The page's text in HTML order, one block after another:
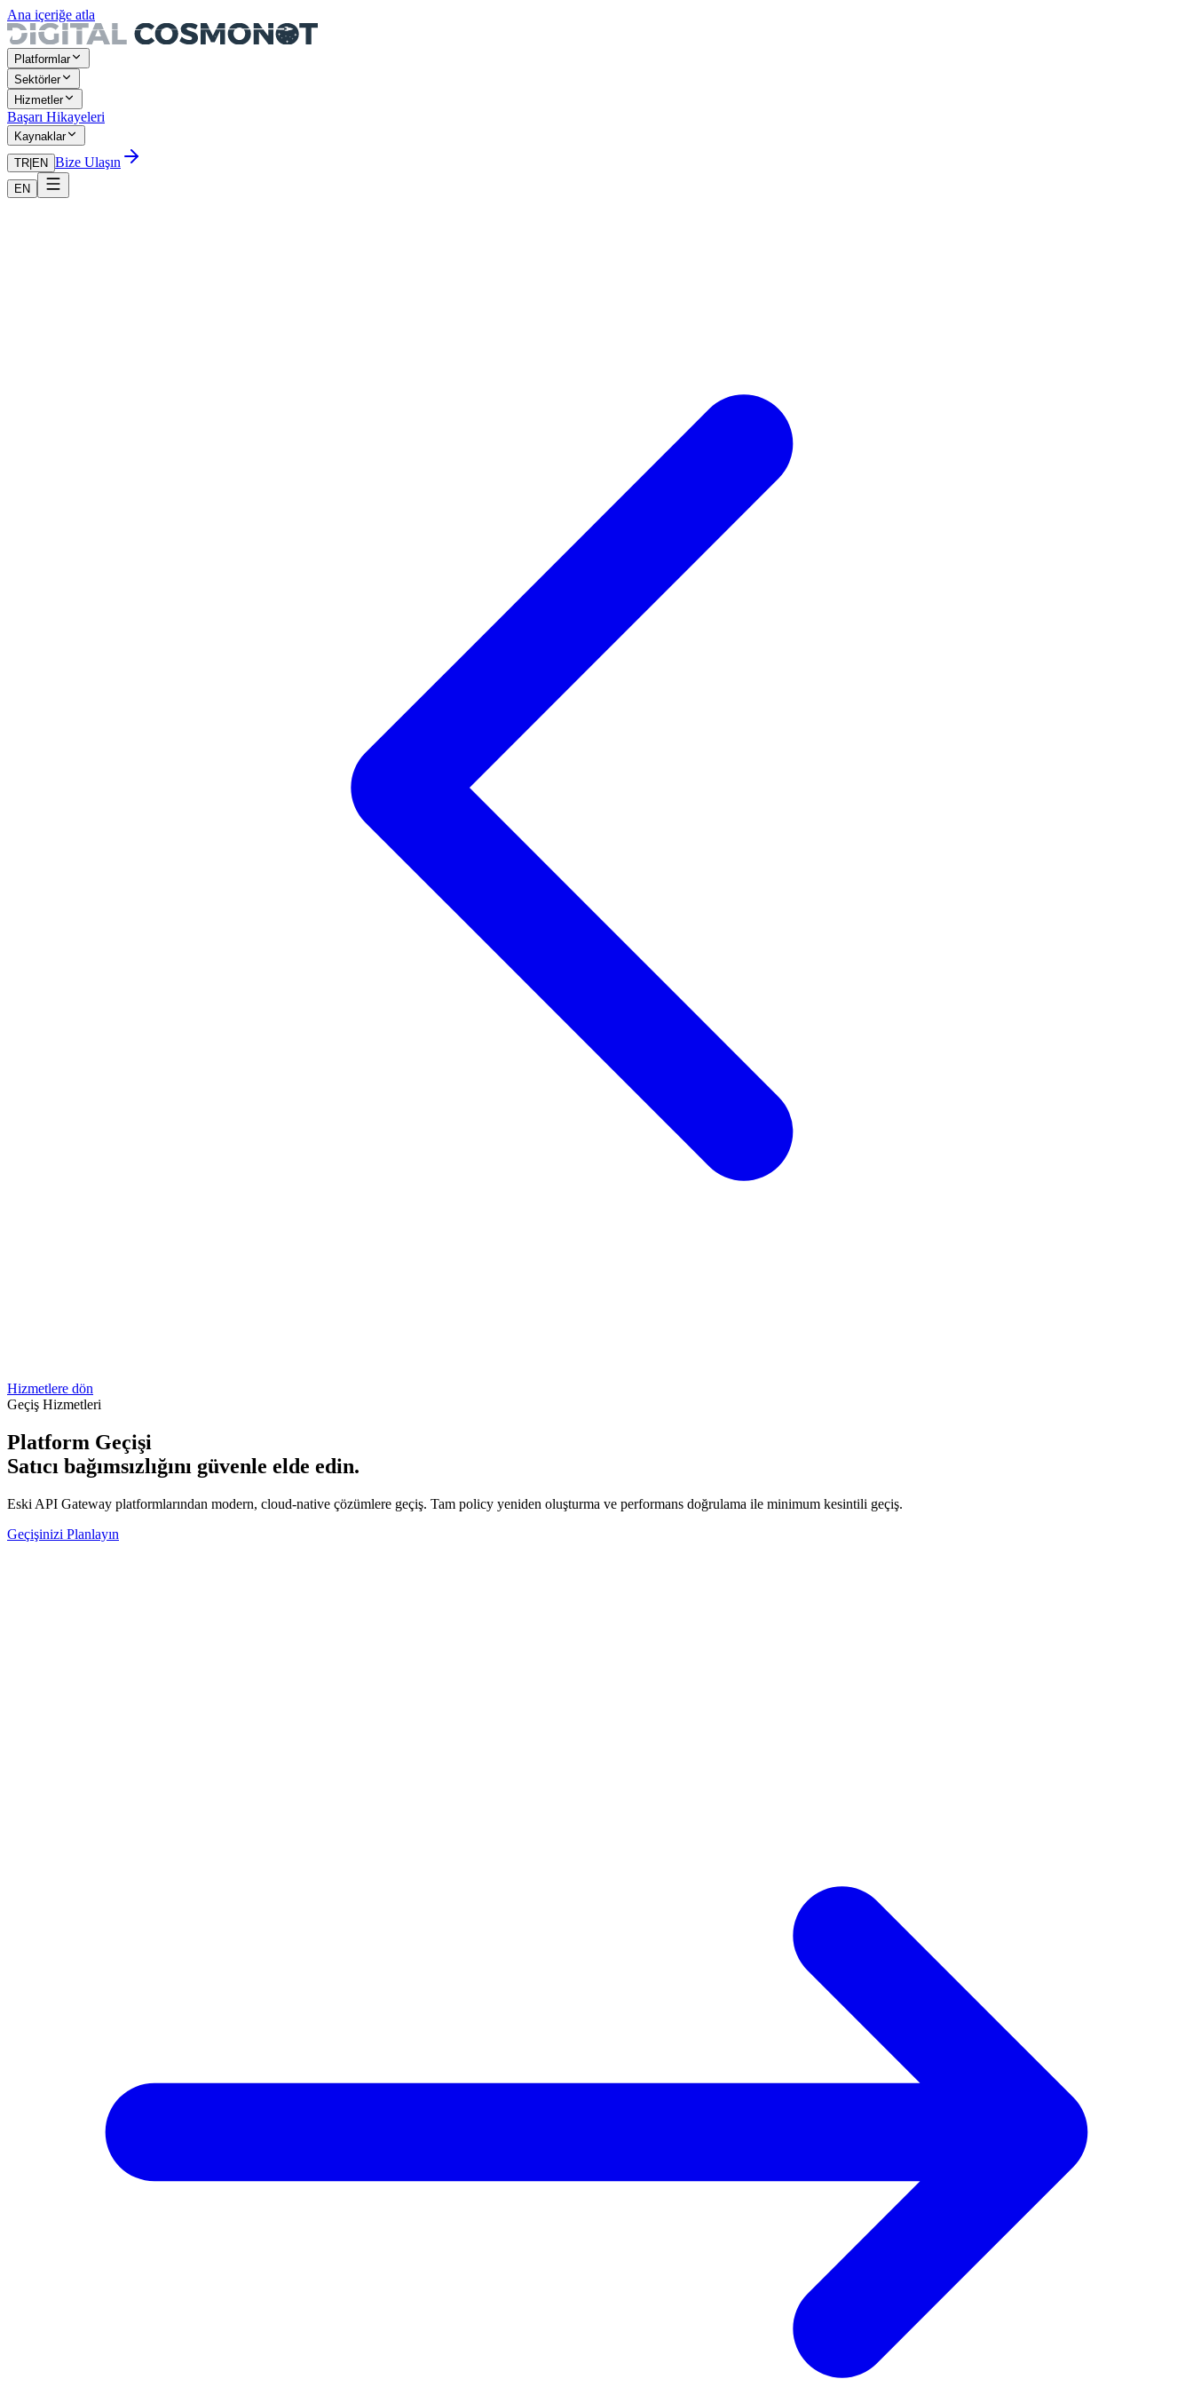
Ana içeriğe atla
Platformlar
Sektörler
Hizmetler
Başarı Hikayeleri
Kaynaklar
TR EN Bize Ulaşın
EN
Hizmetlere dön
Geçiş Hizmetleri
Platform Geçişi
Satıcı bağımsızlığını güvenle elde edin.
Eski API Gateway platformlarından modern, cloud-native çözümlere geçiş. Tam policy yeniden oluşturma ve performans doğrulama ile minimum kesintili geçiş.
Geçişinizi Planlayın